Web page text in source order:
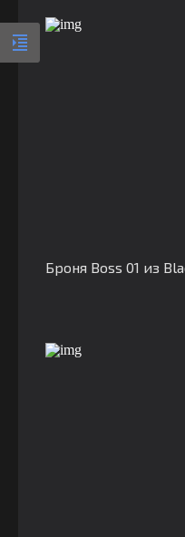
Броня Boss 01 из